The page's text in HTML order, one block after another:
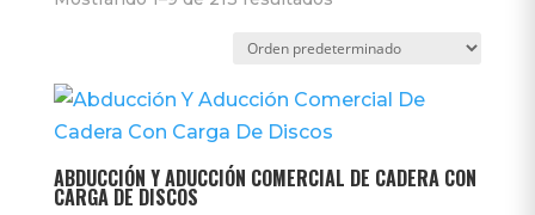
ABDUCCIÓN Y ADUCCIÓN COMERCIAL DE CADERA CON
CARGA DE DISCOS